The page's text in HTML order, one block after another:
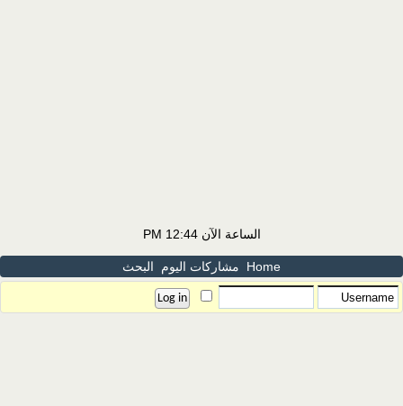
الساعة الآن12:44 PM
Home مشاركات اليوم البحث